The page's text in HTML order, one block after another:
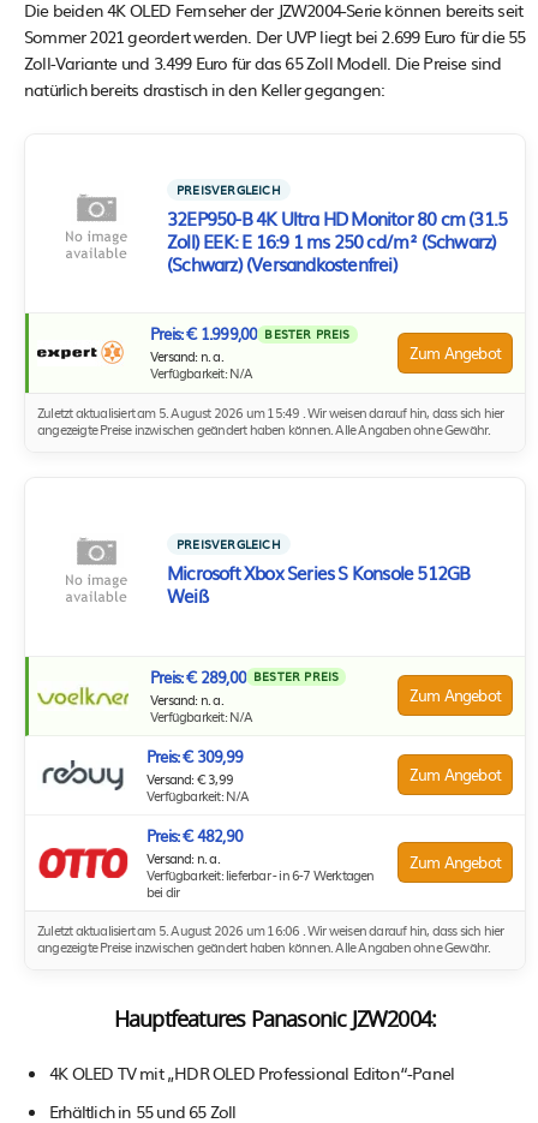
Die beiden 4K OLED Fernseher der JZW2004-Serie können bereits seit
Sommer 2021 geordert werden. Der UVP liegt bei 2.699 Euro für die 55
Zoll-Variante und 3.499 Euro für das 65 Zoll Modell. Die Preise sind
natürlich bereits drastisch in den Keller gegangen:
PREISVERGLEICH
32EP950-B 4K Ultra HD Monitor 80 cm (31.5
Zoll) EEK: E 16:9 1 ms 250 cd/m² (Schwarz)
(Schwarz) (Versandkostenfrei)
Preis: € 1.999,00 BESTER PREIS
Versand: n. a.
Verfügbarkeit: N/A
Zum Angebot
Zuletzt aktualisiert am 5. August 2026 um 15:49 . Wir weisen darauf hin, dass sich hier
angezeigte Preise inzwischen geändert haben können. Alle Angaben ohne Gewähr.
PREISVERGLEICH
Microsoft Xbox Series S Konsole 512GB
Weiß
Preis: € 289,00 BESTER PREIS
Versand: n. a.
Verfügbarkeit: N/A
Zum Angebot
Preis: € 309,99
Versand: € 3,99
Verfügbarkeit: N/A
Zum Angebot
Preis: € 482,90
Versand: n. a.
Verfügbarkeit: lieferbar - in 6-7 Werktagen
bei dir
Zum Angebot
Zuletzt aktualisiert am 5. August 2026 um 16:06 . Wir weisen darauf hin, dass sich hier
angezeigte Preise inzwischen geändert haben können. Alle Angaben ohne Gewähr.
Hauptfeatures Panasonic JZW2004:
4K OLED TV mit „HDR OLED Professional Editon“-Panel
Erhältlich in 55 und 65 Zoll